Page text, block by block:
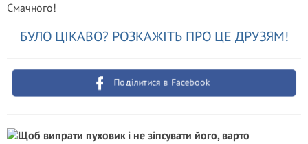
Смачного!
БУЛО ЦІКАВО? РОЗКАЖІТЬ ПРО ЦЕ ДРУЗЯМ!
Поділитися в Facebook